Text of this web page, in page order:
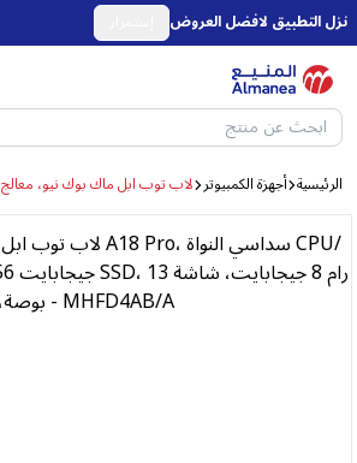
نزل التطبيق لافضل العروض
الرئيسية أجهزة الكمبيوتر لاب توب ابل ماك بوك نيو، معالج A18 Pro، سداسي النواة CPU/خماسي النواة GPU، جيجابايت 256 SSD، رام 8 جيجابايت، شاشة 13 بوصة، ماك او اس، سيتروس - MHFD4AB/A